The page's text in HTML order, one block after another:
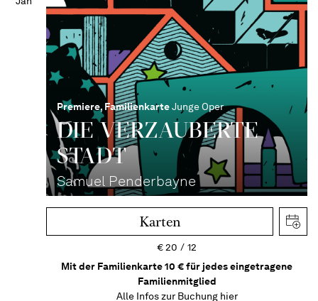
Premiere, FamilienkarteJunge Oper
DIE VERZAUBERTE
STADT
Samuel Penderbayne
Karten
€20
12
Mit der Familienkarte 10 € für jedes eingetragene
Familienmitglied
Alle Infos zur Buchung hier